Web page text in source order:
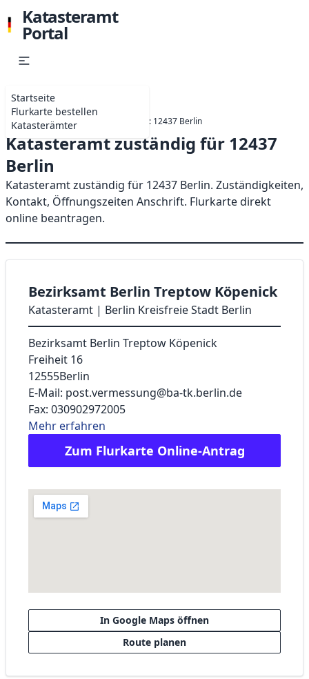
Katasteramt
Portal
Startseite
Flurkarte bestellen
Katasterämter
Startseite Berlin Katasteramt: 12437 Berlin
Katasteramt zuständig für 12437
Berlin
Katasteramt zuständig für 12437 Berlin. Zuständigkeiten,
Kontakt, Öffnungszeiten Anschrift. Flurkarte direkt
online beantragen.
Bezirksamt Berlin Treptow Köpenick
Katasteramt | Berlin Kreisfreie Stadt Berlin
Bezirksamt Berlin Treptow Köpenick
Freiheit 16
12555Berlin
E-Mail: post.vermessung@ba-tk.berlin.de
Fax: 030902972005
Mehr erfahren
Zum Flurkarte Online-Antrag
In Google Maps öffnen
Route planen